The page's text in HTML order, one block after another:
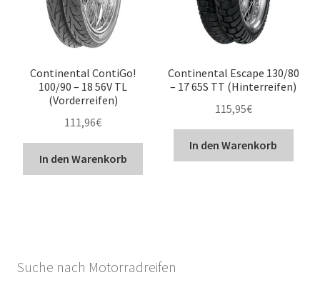
Continental ContiGo!
100/90 – 18 56V TL
(Vorderreifen)
111,96€
In den Warenkorb
Continental Escape 130/80
– 17 65S TT (Hinterreifen)
115,95€
In den Warenkorb
Suche nach Motorradreifen